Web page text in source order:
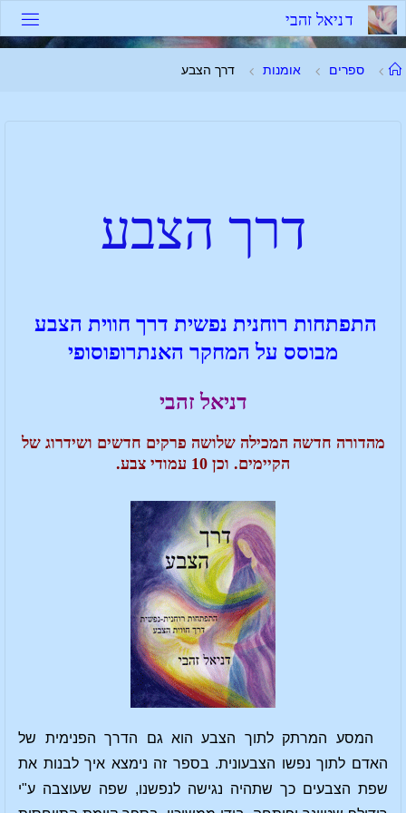
דניאל זהבי
ספרים אומנות דרך הצבע
דרך הצבע
התפתחות רוחנית נפשית דרך חווית הצבע
מבוסס על המחקר האנתרופוסופי
דניאל זהבי
מהדורה חדשה המכילה שלושה פרקים חדשים ושידרוג של
הקיימים. וכן 10 עמודי צבע.
המסע המרתק לתוך הצבע הוא גם הדרך הפנימית של
האדם לתוך נפשו הצבעונית. בספר זה נימצא איך לבנות את
שפת הצבעים כך שתהיה נגישה לנפשנו, שפה שעוצבה ע"י